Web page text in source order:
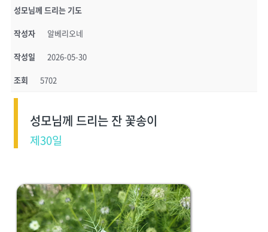
성모님께 드리는 기도
작성자 알베리오네
작성일 2026-05-30
조회 5702
성모님께 드리는 잔 꽃송이
제30일